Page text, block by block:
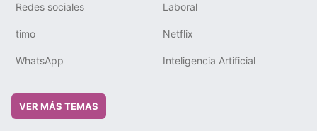
Redes sociales Laboral
timo Netflix
WhatsApp Inteligencia Artificial
VER MÁS TEMAS